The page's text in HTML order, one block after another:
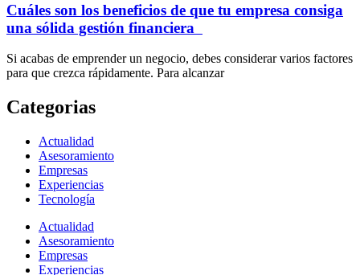
Cuáles son los beneficios de que tu empresa consiga
una sólida gestión financiera
Si acabas de emprender un negocio, debes considerar varios factores
para que crezca rápidamente. Para alcanzar
Categorias
Actualidad
Asesoramiento
Empresas
Experiencias
Tecnología
Actualidad
Asesoramiento
Empresas
Experiencias